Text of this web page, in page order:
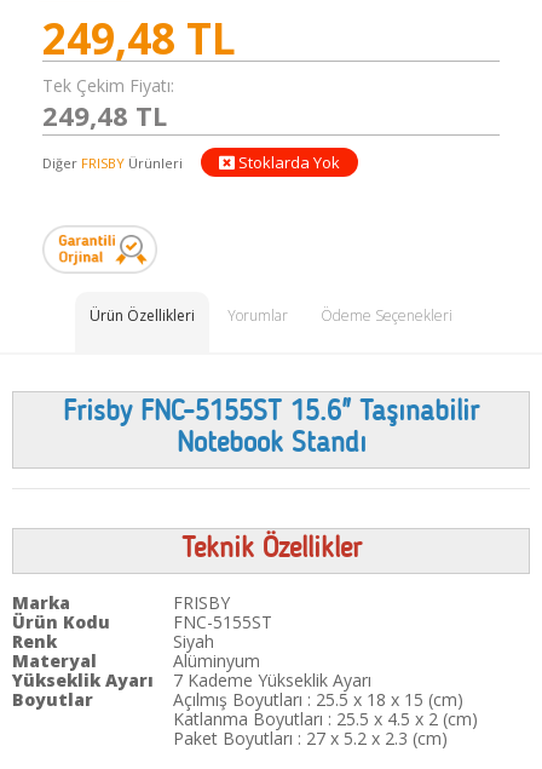
249,48 TL
Tek Çekim Fiyatı:
249,48 TL
Diğer FRISBY Ürünleri Stoklarda Yok
Ürün Özellikleri Yorumlar Ödeme Seçenekleri
Frisby FNC-5155ST 15.6" Taşınabilir
Notebook Standı
Teknik Özellikler
Marka
FRISBY
Ürün Kodu
FNC-5155ST
Renk
Siyah
Materyal
Alüminyum
Yükseklik Ayarı 7 Kademe Yükseklik Ayarı
Boyutlar
Açılmış Boyutları : 25.5 x 18 x 15 (cm)
Katlanma Boyutları : 25.5 x 4.5 x 2 (cm)
Paket Boyutları : 27 x 5.2 x 2.3 (cm)